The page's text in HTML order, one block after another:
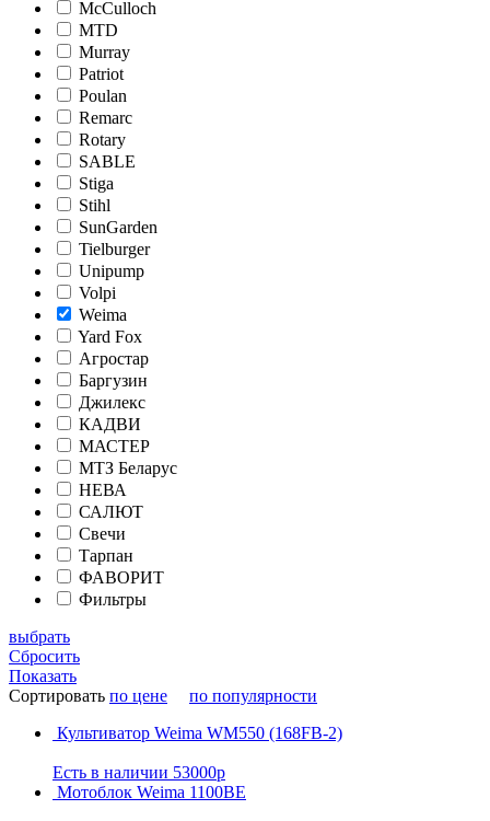
McCulloch
MTD
Murray
Patriot
Poulan
Remarc
Rotary
SABLE
Stiga
Stihl
SunGarden
Tielburger
Unipump
Volpi
Weima
Yard Fox
Агростар
Баргузин
Джилекс
КАДВИ
МАСТЕР
МТЗ Беларус
НЕВА
САЛЮТ
Свечи
Тарпан
ФАВОРИТ
Фильтры
выбрать
Сбросить
Показать
Сортировать по цене
по популярности
Культиватор Weima WM550 (168FB-2)
Есть в наличии 53000р
Мотоблок Weima 1100ВE